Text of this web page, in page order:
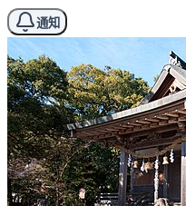
通知